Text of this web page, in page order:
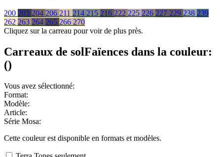
200 203 204 206 211 214 215 216 222 225 226 227 229 238 239
262 263 264 265 266 270
Cliquez sur la carreau pour voir de plus près.
Carreaux de solFaïences dans la couleur:
()
Vous avez sélectionné:
Format:
Modèle:
Article:
Série Mosa:
Cette couleur est disponible en formats et modèles.